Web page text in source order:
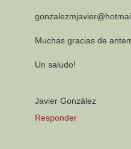
Muchas gracias de
Un saludo!
Javier González
Responder